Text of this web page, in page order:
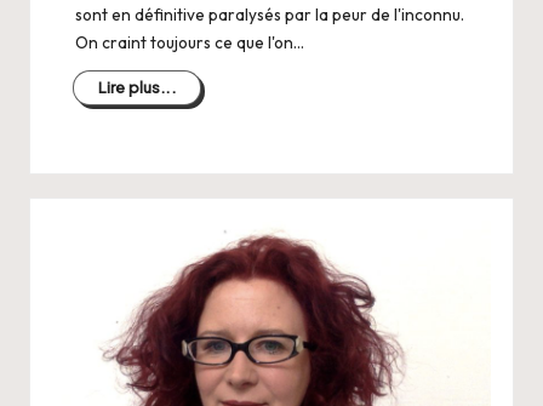
sont en définitive paralysés par la peur de l'inconnu.
On craint toujours ce que l'on…
Lire plus...